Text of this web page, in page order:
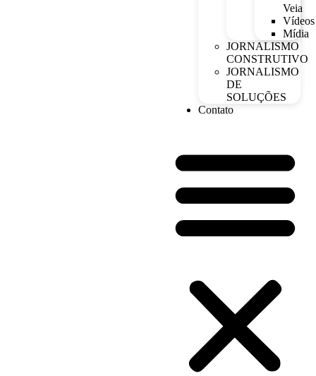
Veia
Vídeos
Mídia
JORNALISMO
CONSTRUTIVO
JORNALISMO
DE
SOLUÇÕES
Contato